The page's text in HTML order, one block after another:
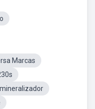
Marcas